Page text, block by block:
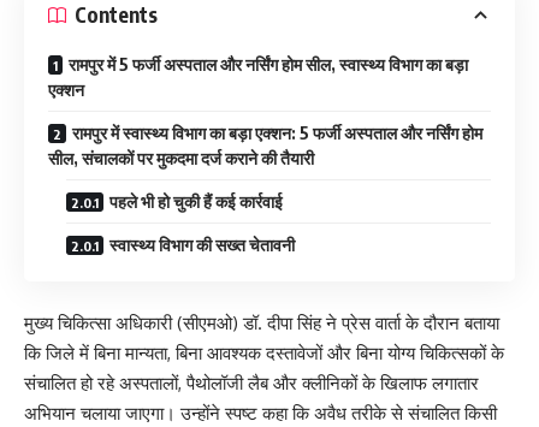
Contents
रामपुर में 5 फर्जी अस्पताल और नर्सिंग होम सील, स्वास्थ्य विभाग का बड़ा
एक्शन
रामपुर में स्वास्थ्य विभाग का बड़ा एक्शन: 5 फर्जी अस्पताल और नर्सिंग होम
सील, संचालकों पर मुकदमा दर्ज कराने की तैयारी
पहले भी हो चुकी हैं कई कार्रवाई
स्वास्थ्य विभाग की सख्त चेतावनी
मुख्य चिकित्सा अधिकारी (सीएमओ) डॉ. दीपा सिंह ने प्रेस वार्ता के दौरान बताया
कि जिले में बिना मान्यता, बिना आवश्यक दस्तावेजों और बिना योग्य चिकित्सकों के
संचालित हो रहे अस्पतालों, पैथोलॉजी लैब और क्लीनिकों के खिलाफ लगातार
अभियान चलाया जाएगा। उन्होंने स्पष्ट कहा कि अवैध तरीके से संचालित किसी